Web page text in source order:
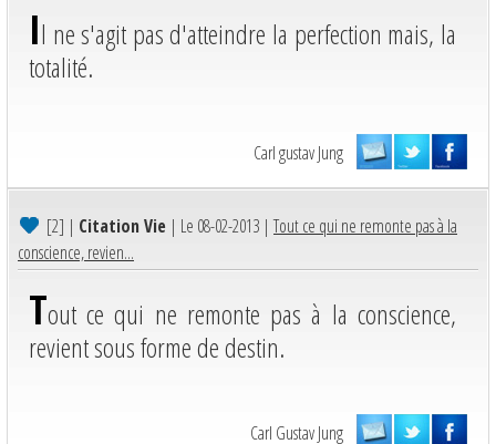
Il ne s'agit pas d'atteindre la perfection mais, la
totalité.
Carl gustav Jung
[2] | Citation Vie | Le 08-02-2013 |Tout ce qui ne remonte pas à la
conscience, revien...
Tout ce qui ne remonte pas à la conscience,
revient sous forme de destin.
Carl Gustav Jung